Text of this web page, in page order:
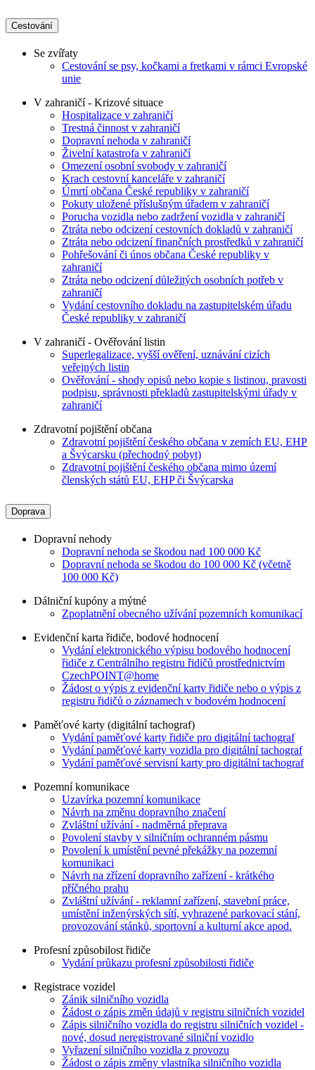
Cestování
Se zvířaty
Cestování se psy, kočkami a fretkami v rámci Evropské
unie
V zahraničí - Krizové situace
Hospitalizace v zahraničí
Trestná činnost v zahraničí
Dopravní nehoda v zahraničí
Živelní katastrofa v zahraničí
Omezení osobní svobody v zahraničí
Krach cestovní kanceláře v zahraničí
Úmrtí občana České republiky v zahraničí
Pokuty uložené příslušným úřadem v zahraničí
Porucha vozidla nebo zadržení vozidla v zahraničí
Ztráta nebo odcizení cestovních dokladů v zahraničí
Ztráta nebo odcizení finančních prostředků v zahraničí
Pohřešování či únos občana České republiky v
zahraničí
Ztráta nebo odcizení důležitých osobních potřeb v
zahraničí
Vydání cestovního dokladu na zastupitelském úřadu
České republiky v zahraničí
V zahraničí - Ověřování listin
Superlegalizace, vyšší ověření, uznávání cizích
veřejných listin
Ověřování - shody opisů nebo kopie s listinou, pravosti
podpisu, správnosti překladů zastupitelskými úřady v
zahraničí
Zdravotní pojištění občana
Zdravotní pojištění českého občana v zemích EU, EHP
a Švýcarsku (přechodný pobyt)
Zdravotní pojištění českého občana mimo území
členských států EU, EHP či Švýcarska
Doprava
Dopravní nehody
Dopravní nehoda se škodou nad 100 000 Kč
Dopravní nehoda se škodou do 100 000 Kč (včetně
100 000 Kč)
Dálniční kupóny a mýtné
Zpoplatnění obecného užívání pozemních komunikací
Evidenční karta řidiče, bodové hodnocení
Vydání elektronického výpisu bodového hodnocení
řidiče z Centrálního registru řidičů prostřednictvím
CzechPOINT@home
Žádost o výpis z evidenční karty řidiče nebo o výpis z
registru řidičů o záznamech v bodovém hodnocení
Paměťové karty (digitální tachograf)
Vydání paměťové karty řidiče pro digitální tachograf
Vydání paměťové karty vozidla pro digitální tachograf
Vydání paměťové servisní karty pro digitální tachograf
Pozemní komunikace
Uzavírka pozemní komunikace
Návrh na změnu dopravního značení
Zvláštní užívání - nadměrná přeprava
Povolení stavby v silničním ochranném pásmu
Povolení k umístění pevné překážky na pozemní
komunikaci
Návrh na zřízení dopravního zařízení - krátkého
příčného prahu
Zvláštní užívání - reklamní zařízení, stavební práce,
umístění inženýrských sítí, vyhrazené parkovací stání,
provozování stánků, sportovní a kulturní akce apod.
Profesní způsobilost řidiče
Vydání průkazu profesní způsobilosti řidiče
Registrace vozidel
Zánik silničního vozidla
Žádost o zápis změn údajů v registru silničních vozidel
Zápis silničního vozidla do registru silničních vozidel -
nové, dosud neregistrované silniční vozidlo
Vyřazení silničního vozidla z provozu
Žádost o zápis změny vlastníka silničního vozidla